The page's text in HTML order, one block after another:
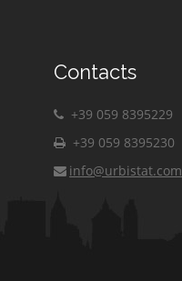
Contacts
+39 059 8395229
+39 059 8395230
info@urbistat.com